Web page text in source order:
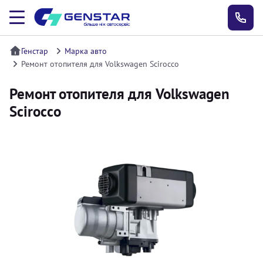
Генстар
Марка авто
Ремонт отопителя для Volkswagen Scirocco
Ремонт отопителя для Volkswagen
Scirocco